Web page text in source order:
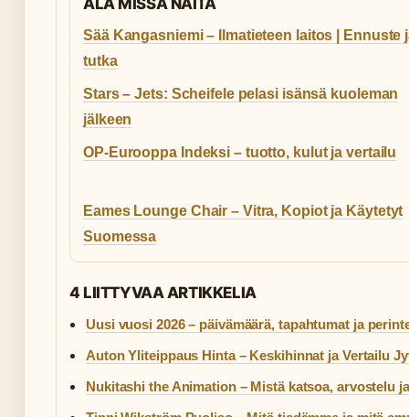
ALA MISSA NAITA
Sää Kangasniemi – Ilmatieteen laitos | Ennuste
tutka
Stars – Jets: Scheifele pelasi isänsä kuoleman
jälkeen
OP-Eurooppa Indeksi – tuotto, kulut ja vertailu
Eames Lounge Chair – Vitra, Kopiot ja Käytetyt
Suomessa
4 LIITTYVAA ARTIKKELIA
Uusi vuosi 2026 – päivämäärä, tapahtumat ja
Auton Yliteippaus Hinta – Keskihinnat ja Vertailu
Nukitashi the Animation – Mistä katsoa, arvostelu